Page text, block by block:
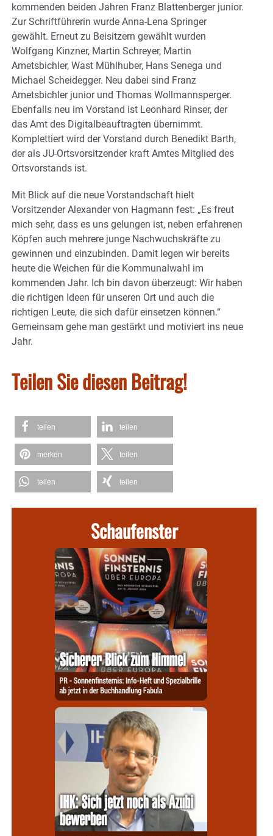
kommenden beiden Jahren Franz Blattenberger junior.
Zur Schriftführerin wurde Anna-Lena Springer
gewählt. Erneut zu Beisitzern gewählt wurden
Wolfgang Kinzner, Martin Schreyer, Martin
Ametsbichler, Wast Mühlhuber, Hans Senega und
Michael Scheidegger. Neu dabei sind Franz
Ametsbichler junior und Thomas Wollmannsperger.
Ebenfalls neu im Vorstand ist Leonhard Rinser, der
das Amt des Digitalbeauftragten übernimmt.
Komplettiert wird der Vorstand durch Benedikt Barth,
der als JU-Ortsvorsitzender kraft Amtes Mitglied des
Ortsvorstands ist.
Mit Blick auf die neue Vorstandschaft hielt
Vorsitzender Alexander von Hagmann fest: „Es freut
mich sehr, dass es uns gelungen ist, neben erfahrenen
Köpfen auch mehrere junge Nachwuchskräfte zu
gewinnen und einzubinden. Damit legen wir bereits
heute die Weichen für die Kommunalwahl im
kommenden Jahr. Ich bin davon überzeugt: Wir haben
die richtigen Ideen für unseren Ort und auch die
richtigen Leute, die sich dafür einsetzen können.“
Gemeinsam gehe man gestärkt und motiviert ins neue
Jahr.
Teilen Sie diesen Beitrag!
teilen teilen
merken teilen
teilen teilen
Schaufenster